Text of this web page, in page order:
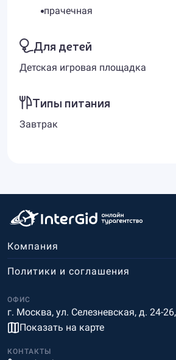
прачечная
Для детей
Детская игровая площадка
Типы питания
Завтрак
Компания
ОФИС
г. Москва, ул. Селезневская, д. 24-
Показать на карте
Политики и соглашения
КОНТАКТЫ